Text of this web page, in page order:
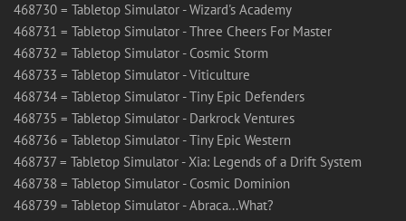
468730 = Tabletop Simulator - Wizard's Academy
468731 = Tabletop Simulator - Three Cheers For Master
468732 = Tabletop Simulator - Cosmic Storm
468733 = Tabletop Simulator - Viticulture
468734 = Tabletop Simulator - Tiny Epic Defenders
468735 = Tabletop Simulator - Darkrock Ventures
468736 = Tabletop Simulator - Tiny Epic Western
468737 = Tabletop Simulator - Xia: Legends of a Drift System
468738 = Tabletop Simulator - Cosmic Dominion
468739 = Tabletop Simulator - Abraca...What?